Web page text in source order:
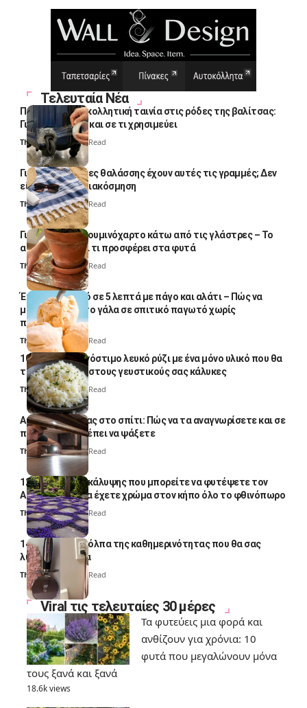
Τελευταία Νέα
Πολλοί βάζουν κολλητική ταινία στις ρόδες της βαλίτσας:
Γιατί το κάνουν και σε τι χρησιμεύει
Thali Ombre4 Min Read
Γιατί οι πετσέτες θαλάσσης έχουν αυτές τις γραμμές; Δεν
είναι μόνο για διακόσμηση
Thali Ombre5 Min Read
Γιατί βάζουν αλουμινόχαρτο κάτω από τις γλάστρες – Το
απλό κόλπο και τι προσφέρει στα φυτά
Thali Ombre4 Min Read
Έτοιμο παγωτό σε 5 λεπτά με πάγο και αλάτι – Πώς να
μετατρέψετε το γάλα σε σπιτικό παγωτό χωρίς
παγωτομηχανή
Thali Ombre 4 Min Read
10 φορές ποιο νόστιμο λευκό ρύζι με ένα μόνο υλικό που θα
το απογειώσει στους γευστικούς σας κάλυκες
Thali Ombre4 Min Read
Αυγά κατσαρίδας στο σπίτι: Πώς να τα αναγνωρίσετε και σε
ποια σημεία πρέπει να ψάξετε
Thali Ombre4 Min Read
12 φυτά εδαφοκάλυψης που μπορείτε να φυτέψετε τον
Αύγουστο για να έχετε χρώμα στον κήπο όλο το φθινόπωρο
Thali Ombre7 Min Read
14 πανέξυπνα κόλπα της καθημερινότητας που θα σας
λύσουν τα χέρια
Thali Ombre 6 Min Read
Viral τις τελευταίες 30 μέρες
Τα φυτεύεις μια φορά και
ανθίζουν για χρόνια: 10
φυτά που μεγαλώνουν μόνα
τους ξανά και ξανά
18.6k views